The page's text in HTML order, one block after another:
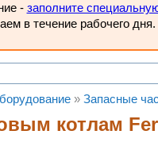
- заполните
в течение рабочего дня.
» Запасные
котлам